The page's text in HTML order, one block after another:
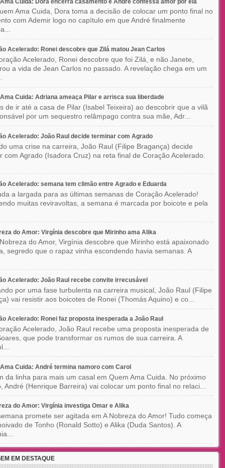
Ama Cuida, Dora toma a decisão de colocar um ponto final no
com Ademir logo no capítulo em que André finalmente
Acelerado: Ronei descobre que Zilá matou Jean Carlos
Acelerado, Ronei descobre que foi Zilá, e não Janete,
a vida de Jean Carlos no passado. A revelação chega em um
Cuida: Adriana ameaça Pilar e arrisca sua liberdade
de ir até a casa de Pilar (Isabel Teixeira) ao descobrir que a vilã
por um sequestro relâmpago contra sua mãe, Adr...
Acelerado: João Raul decide terminar com Agrado
uma crise na carreira, João Raul (Filipe Bragança) decide
com Agrado (Isadora Cruz) na reta final de Coração Acelerado.
Acelerado: semana tem climão entre Agrado e Eduarda
a largada para as últimas semanas de Coração Acelerado!
muitas reviravoltas, a semana é marcada por boicote e pela
do Amor: Virgínia descobre que Mirinho ama Alika
do Amor, Virgínia descobre que Mirinho está apaixonado
segredo que o rapaz vinha escondendo havia semanas. A
Acelerado: João Raul recebe convite irrecusável
por uma fase turbulenta na carreira musical, João Raul (Filipe
vai resistir aos boicotes de Ronei (Thomás Aquino) e co...
Acelerado: Ronei faz proposta inesperada a João Raul
Acelerado, João Raul recebe uma proposta inesperada de
que pode transformar os rumos de sua carreira. A
Cuida: André termina namoro com Carol
da linha para mais um casal em Quem Ama Cuida. No próximo
André (Henrique Barreira) vai colocar um ponto final no relaci...
do Amor: Virgínia investiga Omar e Alika
promete ser agitada em A Nobreza do Amor! Tudo começa
de Tonho (Ronald Sotto) e Alika (Duda Santos). A
EM DESTAQUE